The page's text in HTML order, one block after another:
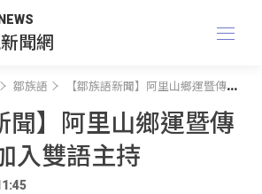
聞網
鄒族語 【鄒族語新聞】阿里山鄉運暨傳統競技賽 加入雙語主持
聞】阿里山鄉運暨傳
入雙語主持